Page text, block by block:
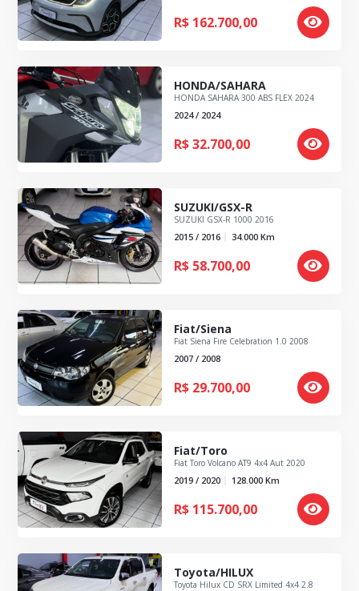
Ano
R$ 162.700,00
HONDA/SAHARA
HONDA SAHARA 300 ABS FLEX 2024
2024 / 2024
R$32.700,00
SUZUKI/GSX-R
SUZUKI GSX-R 1000 2016
2015 / 2016 34.000 Km
R$ 58.700,00
Fiat/Siena
Fiat Siena Fire Celebration 1.0 2008
2007 / 2008
R$ 29.700,00
Fiat/Toro
Fiat Toro Volcano AT9 4x4 Aut 2020
2019 / 2020 128.000 Km
R$ 115.700,00
Toyota/HILUX
Toyota Hilux CD SRX Limited 4x4 2.8